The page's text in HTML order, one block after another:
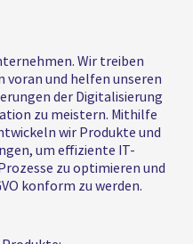
Wir treiben
voran und helfen unseren
der Digitalisierung
zu meistern. Mithilfe
wir Produkte und
um effiziente IT-
zu optimieren und
konform zu werden.